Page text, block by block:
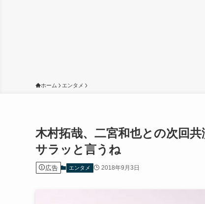
ホーム エンタメ
木村拓哉、二宮和也との次回
サラッと言うね
広告 エンタメ 2018年9月3日